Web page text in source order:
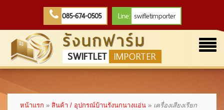
085-674-0505 Line: swifletimporter
รังนกฟาร์ม
SWIFTLET IMPORTER
หน้าแรก » สินค้า / อุปกรณ์บ้านรังนกนางแอ่น » เครื่องเสียงเรียก